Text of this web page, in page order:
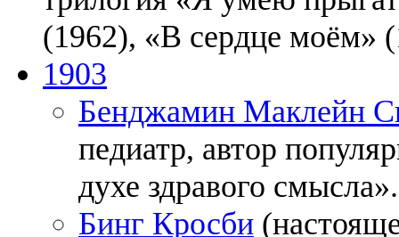
(1962), «В сердце моём»
1903
Бенджамин Маклейн
педиатр, автор
духе здравого смысла».
Бинг Кросби